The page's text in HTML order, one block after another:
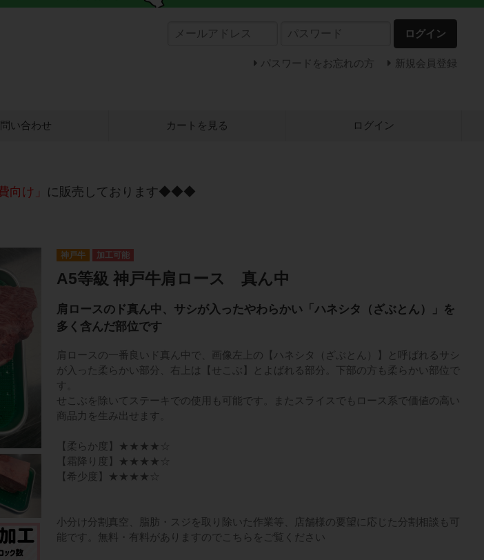
ログイン
パスワードをお忘れの方 新規会員登録
い合わせ カートを見る ログイン
向け」 に販売しております◆◆◆
神戸牛 加工可能
A5等級 神戸牛肩ロース 真ん中
肩ロースのド真ん中、サシが入ったやわらかい「ハネシタ（ざぶとん）」を
多く含んだ部位です
肩ロースの一番良いド真ん中で、画像左上の【ハネシタ（ざぶとん）】と呼ばれるサシ
が入った柔らかい部分、右上は【せこぶ】とよばれる部分。下部の方も柔らかい部位で
す。
せこぶを除いてステーキでの使用も可能です。またスライスでもロース系で価値の高い
商品力を生み出せます。
【柔らか度】★★★★☆
【霜降り度】★★★★☆
【希少度】★★★★☆
小分け分割真空、脂肪・スジを取り除いた作業等、店舗様の要望に応じた分割相談も可
能です。無料・有料がありますので こちら をご覧ください